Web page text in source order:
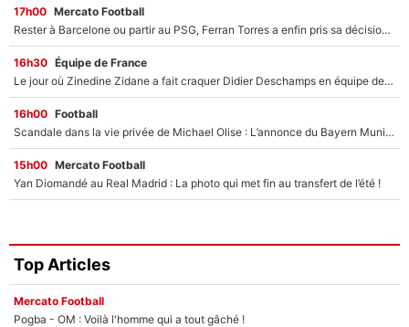
17h00 Mercato Football
Rester à Barcelone ou partir au PSG, Ferran Torres a enfin pris sa décision : La course contre la montre est lancée !
16h30 Équipe de France
Le jour où Zinedine Zidane a fait craquer Didier Deschamps en équipe de France : «Je m’en suis voulu», l’ancien sélectionneur a regretté son geste !
16h00 Football
Scandale dans la vie privée de Michael Olise : L’annonce du Bayern Munich sur son enfant caché
15h00 Mercato Football
Yan Diomandé au Real Madrid : La photo qui met fin au transfert de l’été !
Top Articles
Mercato Football
Pogba - OM : Voilà l'homme qui a tout gâché !